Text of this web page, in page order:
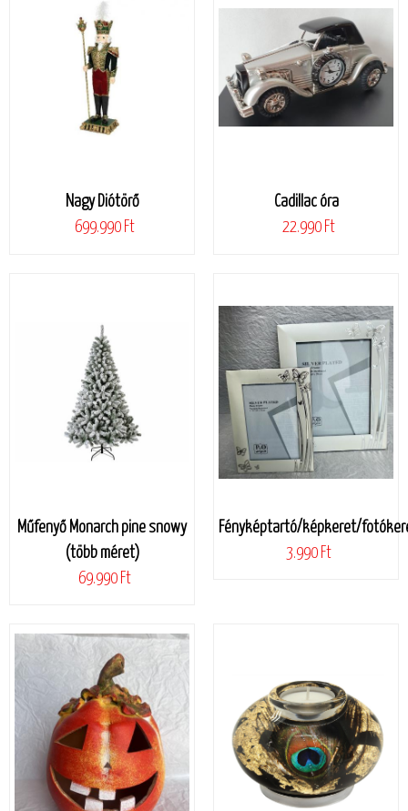
Nagy Diótörő
699.990 Ft
Cadillac óra
22.990 Ft
Műfenyő Monarch pine snowy
(több méret)
69.990 Ft
Fényképtartó/képkeret/
3.990 Ft